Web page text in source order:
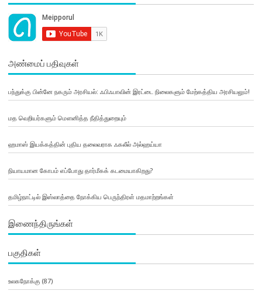
அண்மைப் பதிவுகள்
பந்துக்கு பின்னே நகரும் அரசியல்: ஃபிஃபாவின் இரட்டை நிலைகளும் மேற்கத்திய அரசியலும்!
மத வெறியர்களும் மௌனித்த நீதித்துறையும்
ஹமாஸ் இயக்கத்தின் புதிய தலைவராக ஃகலீல் அல்ஹய்யா
நியாயமான கோபம் எப்போது தார்மீகக் கடமையாகிறது?
தமிழ்நாட்டில் இஸ்லாத்தை நோக்கிய பெருந்திரள் மதமாற்றங்கள்
இணைந்திருங்கள்
பகுதிகள்
உலகநோக்கு (87)